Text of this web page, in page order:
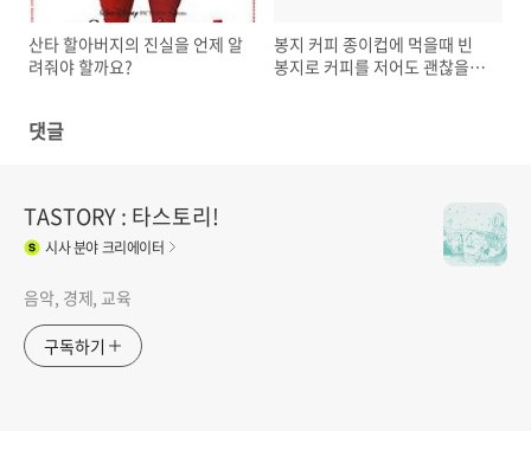
산타 할아버지의 진실을 언제 알
려줘야 할까요?
봉지 커피 종이컵에 먹을때 빈
봉지로 커피를 저어도 괜찮을
댓글
TASTORY : 타스토리!
시사분야 크리에이터
음악, 경제, 교육
구독하기